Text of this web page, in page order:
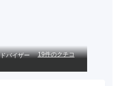
19件のクチコ